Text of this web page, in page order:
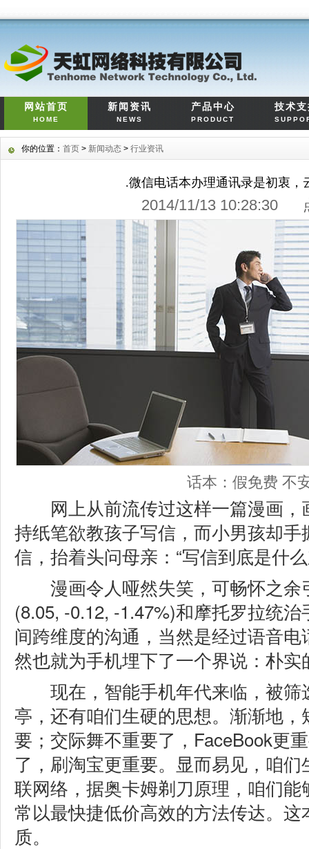
网站首页
HOME
新闻资讯
NEWS
产品中心
PRODUCT
技术
你的位置： 首页 > 新闻动态 > 行业资讯
.微信电话本办理通讯录是初衷，
2014/11/13 10:28:30
话本：假免费 不
网上从前流传过这样一篇漫画，
持纸笔欲教孩子写信，而小男孩却
信，抬着头问母亲：“写信到底是什
漫画令人哑然失笑，可畅怀之余
(8.05, -0.12, -1.47%)和摩托罗拉统治
间跨维度的沟通，当然是经过语音
然也就为手机埋下了一个界说：朴
现在，智能手机年代来临，被筛
亭，还有咱们生硬的思想。渐渐地
要；交际舞不重要了，FaceBook更
了，刷淘宝更重要。显而易见，咱
联网络，据奥卡姆剃刀原理，咱们
常以最快捷低价高效的方法传达。
质。